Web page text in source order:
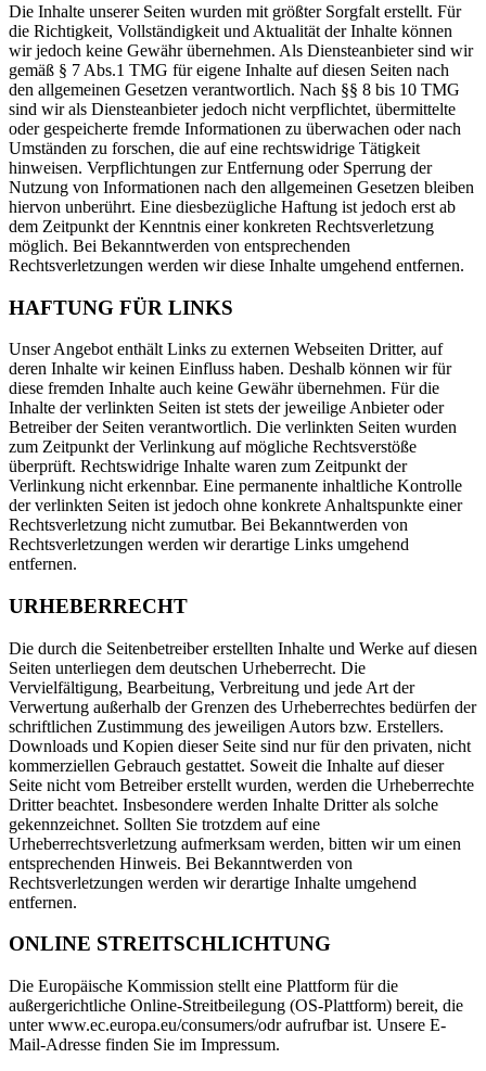
Die Inhalte unserer Seiten wurden mit größter Sorgfalt erstellt. Für
die Richtigkeit, Vollständigkeit und Aktualität der Inhalte können
wir jedoch keine Gewähr übernehmen. Als Diensteanbieter sind wir
gemäß § 7 Abs.1 TMG für eigene Inhalte auf diesen Seiten nach
den allgemeinen Gesetzen verantwortlich. Nach §§ 8 bis 10 TMG
sind wir als Diensteanbieter jedoch nicht verpflichtet, übermittelte
oder gespeicherte fremde Informationen zu überwachen oder nach
Umständen zu forschen, die auf eine rechtswidrige Tätigkeit
hinweisen. Verpflichtungen zur Entfernung oder Sperrung der
Nutzung von Informationen nach den allgemeinen Gesetzen bleiben
hiervon unberührt. Eine diesbezügliche Haftung ist jedoch erst ab
dem Zeitpunkt der Kenntnis einer konkreten Rechtsverletzung
möglich. Bei Bekanntwerden von entsprechenden
Rechtsverletzungen werden wir diese Inhalte umgehend entfernen.
HAFTUNG FÜR LINKS
Unser Angebot enthält Links zu externen Webseiten Dritter, auf
deren Inhalte wir keinen Einfluss haben. Deshalb können wir für
diese fremden Inhalte auch keine Gewähr übernehmen. Für die
Inhalte der verlinkten Seiten ist stets der jeweilige Anbieter oder
Betreiber der Seiten verantwortlich. Die verlinkten Seiten wurden
zum Zeitpunkt der Verlinkung auf mögliche Rechtsverstöße
überprüft. Rechtswidrige Inhalte waren zum Zeitpunkt der
Verlinkung nicht erkennbar. Eine permanente inhaltliche Kontrolle
der verlinkten Seiten ist jedoch ohne konkrete Anhaltspunkte einer
Rechtsverletzung nicht zumutbar. Bei Bekanntwerden von
Rechtsverletzungen werden wir derartige Links umgehend
entfernen.
URHEBERRECHT
Die durch die Seitenbetreiber erstellten Inhalte und Werke auf diesen
Seiten unterliegen dem deutschen Urheberrecht. Die
Vervielfältigung, Bearbeitung, Verbreitung und jede Art der
Verwertung außerhalb der Grenzen des Urheberrechtes bedürfen der
schriftlichen Zustimmung des jeweiligen Autors bzw. Erstellers.
Downloads und Kopien dieser Seite sind nur für den privaten, nicht
kommerziellen Gebrauch gestattet. Soweit die Inhalte auf dieser
Seite nicht vom Betreiber erstellt wurden, werden die Urheberrechte
Dritter beachtet. Insbesondere werden Inhalte Dritter als solche
gekennzeichnet. Sollten Sie trotzdem auf eine
Urheberrechtsverletzung aufmerksam werden, bitten wir um einen
entsprechenden Hinweis. Bei Bekanntwerden von
Rechtsverletzungen werden wir derartige Inhalte umgehend
entfernen.
ONLINE STREITSCHLICHTUNG
Die Europäische Kommission stellt eine Plattform für die
außergerichtliche Online-Streitbeilegung (OS-Plattform) bereit, die
unter www.ec.europa.eu/consumers/odr aufrufbar ist. Unsere E-
Mail-Adresse finden Sie im Impressum.